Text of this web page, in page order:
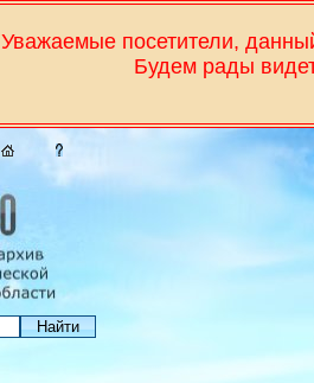
Уважаемые посетители,
Будем рады